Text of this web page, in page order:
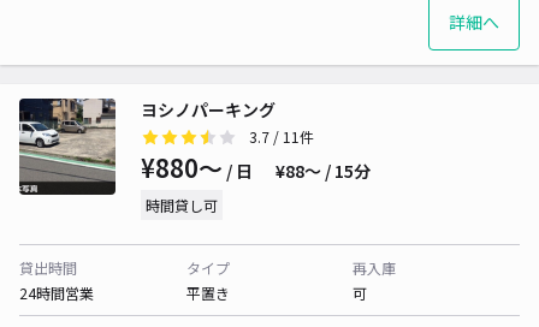
詳細へ
ヨシノパーキング
3.7 / 11件
¥880〜 / 日 ¥88〜 / 15分
時間貸し可
貸出時間
24時間営業
タイプ
平置き
再入庫
可